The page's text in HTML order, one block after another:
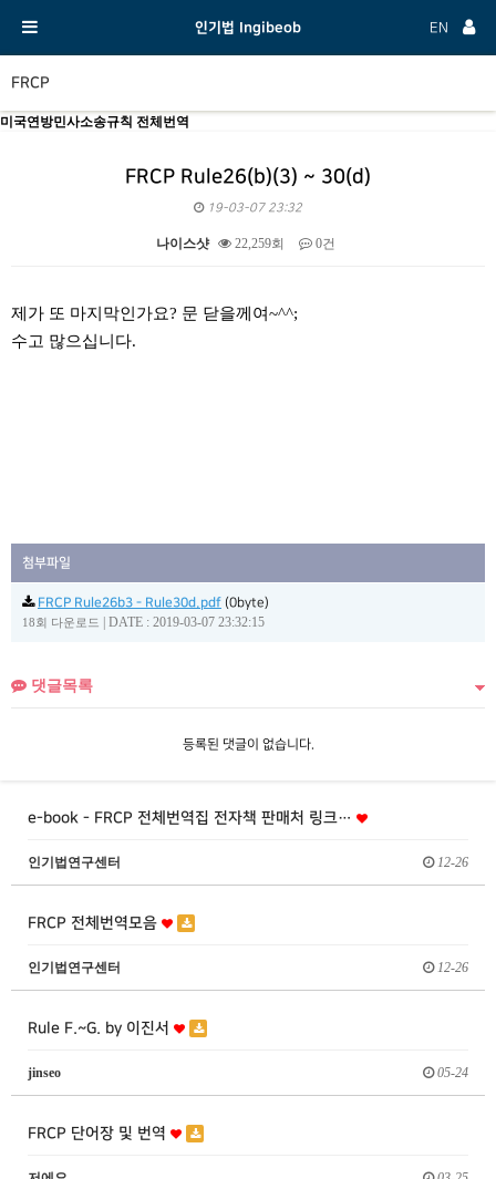
인기법 Ingibeob EN
FRCP
미국연방민사소송규칙 전체번역
FRCP Rule26(b)(3) ~ 30(d)
19-03-07 23:32
나이스샷 22,259회 0건
제가 또 마지막인가요? 문 닫을께여~^^;
수고 많으십니다.
첨부파일
FRCP Rule26b3 - Rule30d.pdf (0byte)
18회 다운로드 DATE : 2019-03-07 23:32:15
댓글목록
등록된 댓글이 없습니다.
e-book - FRCP 전체번역집 전자책 판매처 링크…
인기법연구센터 12-26
FRCP 전체번역모음
인기법연구센터 12-26
Rule F.~G. by 이진서
jinseo 05-24
FRCP 단어장 및 번역